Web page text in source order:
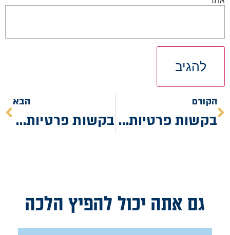
הקודם
בקשות פרטיות בשבת
הבא
בקשות פרטיות ביום טוב
גם אתה יכול להפיץ הלכה